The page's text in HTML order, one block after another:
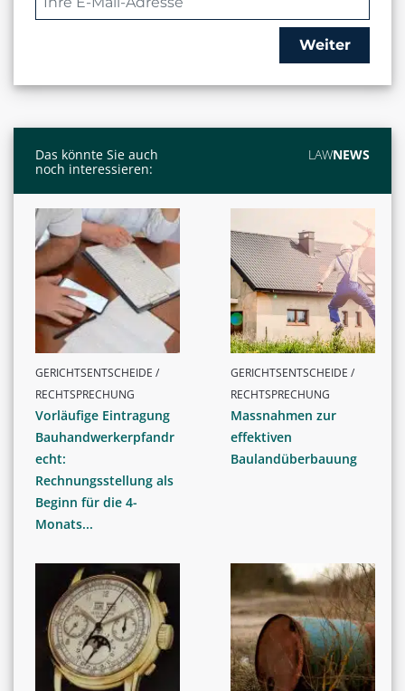
Weiter
Das könnte Sie auch
noch interessieren:
LAWNEWS
GERICHTSENTSCHEIDE /
RECHTSPRECHUNG
Vorläufige Eintragung
Bauhandwerkerpfandr
echt:
Rechnungsstellung als
Beginn für die 4-
Monats...
GERICHTSENTSCHEIDE /
RECHTSPRECHUNG
Massnahmen zur
effektiven
Baulandüberbauung